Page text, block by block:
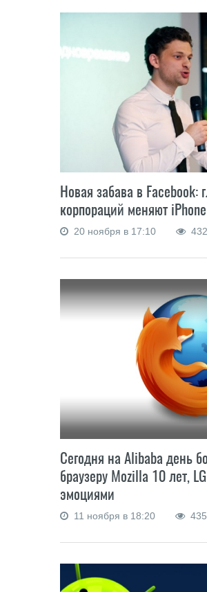
Новая забава в Facebook:
корпораций меняют
20 ноября в 17:10
Сегодня на Alibaba день
браузеру Mozilla 10 лет,
эмоциями
11 ноября в 18:20